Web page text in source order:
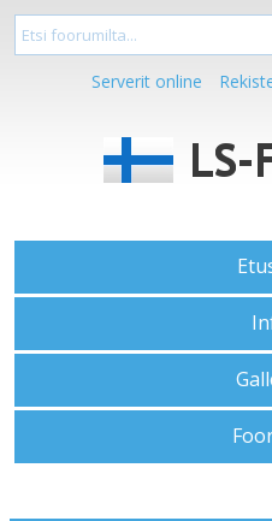
Serverit online